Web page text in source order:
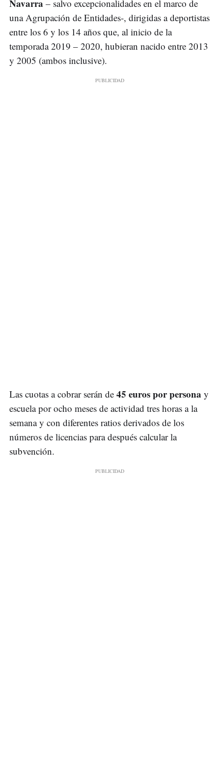
Navarra – salvo excepcionalidades en el marco de
una Agrupación de Entidades-, dirigidas a deportistas
entre los 6 y los 14 años que, al inicio de la
temporada 2019 – 2020, hubieran nacido entre 2013
y 2005 (ambos inclusive).
Las cuotas a cobrar serán de 45 euros por persona y
escuela por ocho meses de actividad tres horas a la
semana y con diferentes ratios derivados de los
números de licencias para después calcular la
subvención.